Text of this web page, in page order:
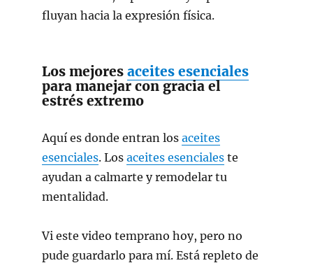
fluyan hacia la expresión física.
Los mejores aceites esenciales
para manejar con gracia el
estrés extremo
Aquí es donde entran los aceites
esenciales. Los aceites esenciales te
ayudan a calmarte y remodelar tu
mentalidad.
Vi este video temprano hoy, pero no
pude guardarlo para mí. Está repleto de